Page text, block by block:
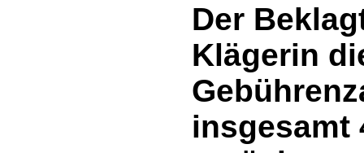
Der
Klägerin
insgesamt